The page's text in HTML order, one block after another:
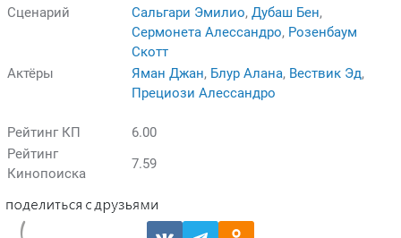
Сценарий
Сальгари Эмилио, Дубаш Бен,
Сермонета Алессандро, Розенбаум
Скотт
Актёры
Яман Джан, Блур Алана, Вествик Эд,
Прециози Алессандро
Рейтинг КП
6.00
Рейтинг
Кинопоиска
7.59